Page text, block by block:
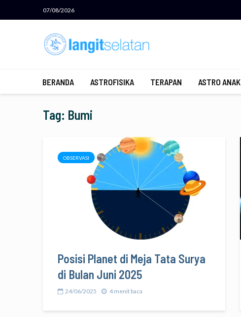
07/08/2026
BERANDA ASTROFISIKA TERAPAN ASTRO ANAK
Tag: Bumi
OBSERVASI
Posisi Planet di Meja Tata Surya
di Bulan Juni 2025
24/06/2025 4 menit baca